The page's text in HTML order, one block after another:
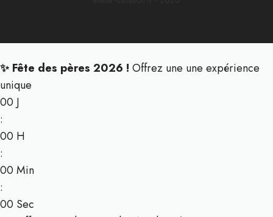
✨ Fête des pères 2026 ! Offrez une une expérience
unique
00 J
:
00 H
:
00 Min
:
00 Sec